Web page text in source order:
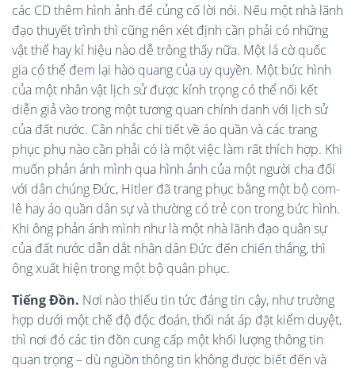
các CD thêm hình ảnh để củng cố lời nói. Nếu một nhà lãnh
đạo thuyết trình thì cũng nên xét định cần phải có những
vật thể hay kí hiệu nào dễ trông thấy nữa. Một lá cờ quốc
gia có thể đem lại hào quang của uy quyền. Một bức hình
của một nhân vật lịch sử được kính trọng có thể nối kết
diễn giả vào trong một tương quan chính danh với lịch sử
của đất nước. Cân nhắc chi tiết về áo quần và các trang
phục phụ nào cần phải có là một việc làm rất thích hợp. Khi
muốn phản ánh mình qua hình ảnh của một người cha đối
với dân chúng Đức, Hitler đã trang phục bằng một bộ com-
lê hay áo quần dân sự và thường có trẻ con trong bức hình.
Khi ông phản ánh mình như là một nhà lãnh đạo quân sự
của đất nước dẫn dắt nhân dân Đức đến chiến thắng, thì
ông xuất hiện trong một bộ quân phục.
Tiếng Đồn. Nơi nào thiếu tin tức đáng tin cậy, như trường
hợp dưới một chế độ độc đoán, thối nát áp đặt kiểm duyệt,
thì nơi đó các tin đồn cung cấp một khối lượng thông tin
quan trọng – dù nguồn thông tin không được biết đến và